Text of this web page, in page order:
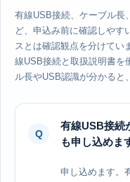
有線USB接続、ケーブル長
ど、申込み前に確認しやす
スとは確認観点を分けてい
線USB接続と取扱説明書を
ル長やUSB認識が分かると
有線USB接続
も申し込めま
申し込めます。